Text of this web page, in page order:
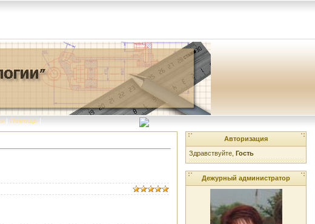
| Помощь |
Авторизация
Здравствуйте, Гость
Дежурный администратор